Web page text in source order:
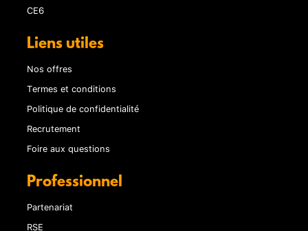
CE6
Liens utiles
Nos offres
Termes et conditions
Politique de confidentialité
Recrutement
Foire aux questions
Professionnel
Partenariat
RSE